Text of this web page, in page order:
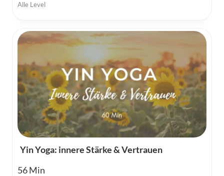
Alle Level
Yin Yoga: innere Stärke & Vertrauen
56